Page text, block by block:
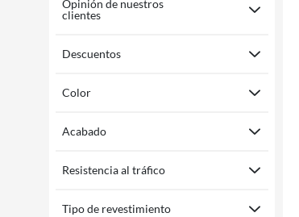
Opinión de nuestros
clientes
Descuentos
Color
Acabado
Resistencia al tráfico
Tipo de revestimiento